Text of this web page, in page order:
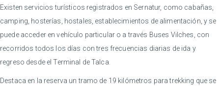
Existen servicios turísticos registrados en Sernatur, como cabañas,
camping, hosterías, hostales, establecimientos de alimentación, y se
puede acceder en vehículo particular o a través Buses Vilches, con
recorridos todos los días con tres frecuencias diarias de ida y
regreso desde el Terminal de Talca.
Destaca en la reserva un tramo de 19 kilómetros para trekking que se